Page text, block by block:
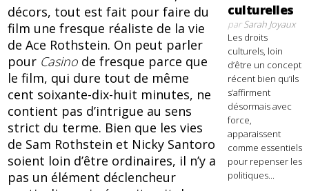
décors, tout est fait pour faire du
film une fresque réaliste de la vie
de Ace Rothstein. On peut parler
pour Casino de fresque parce que
le film, qui dure tout de même
cent soixante-dix-huit minutes, ne
contient pas d’intrigue au sens
strict du terme. Bien que les vies
de Sam Rothstein et Nicky Santoro
soient loin d’être ordinaires, il n’y a
pas un élément déclencheur
culturelles
parSarah Joyaux
Les droits
culturels, loin
d’être un concept
récent bien qu’ils
s’affirment
désormais avec
force,
apparaissent
comme essentiels
pour repenser les
politiques...